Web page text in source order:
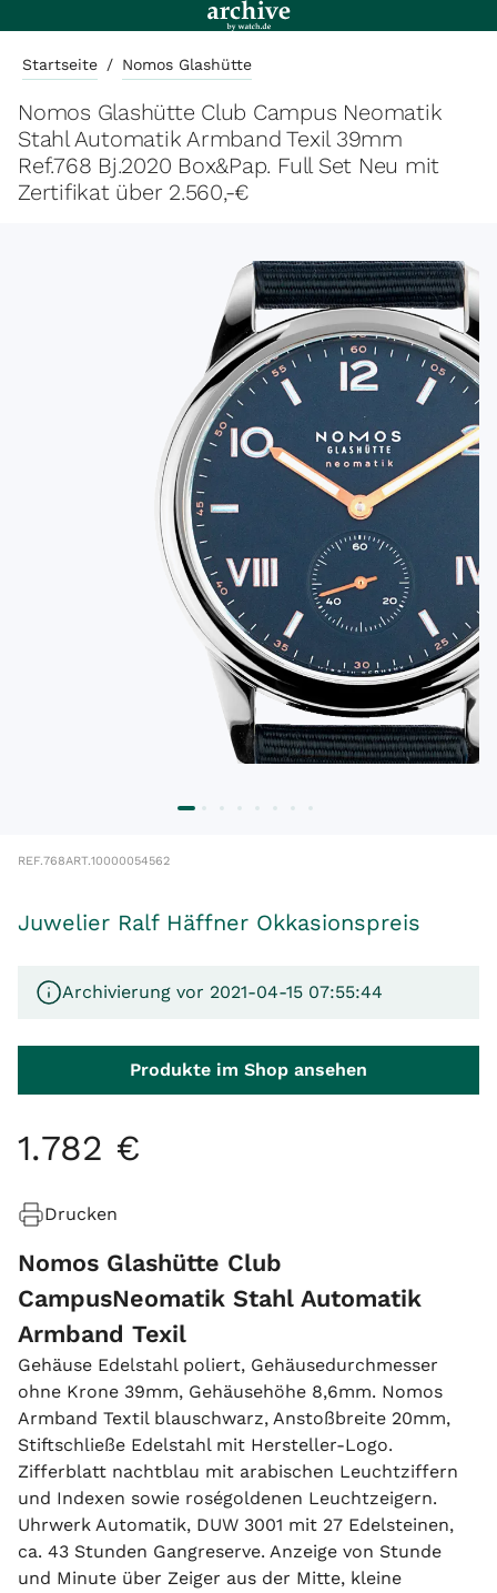
Startseite / Nomos Glashütte
Nomos Glashütte Club Campus Neomatik
Stahl Automatik Armband Texil 39mm
Ref.768 Bj.2020 Box&Pap. Full Set Neu mit
Zertifikat über 2.560,-€
REF.768ART.10000054562
Juwelier Ralf Häffner Okkasionspreis
Archivierung vor 2021-04-15 07:55:44
Produkte im Shop ansehen
1.782 €
Drucken
Nomos Glashütte Club
CampusNeomatik Stahl Automatik
Armband Texil
Gehäuse Edelstahl poliert, Gehäusedurchmesser
ohne Krone 39mm, Gehäusehöhe 8,6mm. Nomos
Armband Textil blauschwarz, Anstoßbreite 20mm,
Stiftschließe Edelstahl mit Hersteller-Logo.
Zifferblatt nachtblau mit arabischen Leuchtziffern
und Indexen sowie roségoldenen Leuchtzeigern.
Uhrwerk Automatik, DUW 3001 mit 27 Edelsteinen,
ca. 43 Stunden Gangreserve. Anzeige von Stunde
und Minute über Zeiger aus der Mitte, kleine